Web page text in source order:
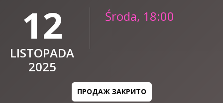
12
LISTOPADA
2025
Środa, 18:00
ПРОДАЖ ЗАКРИТО